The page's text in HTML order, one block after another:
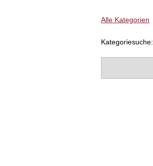
Alle Kategorien
Kategoriesuche: